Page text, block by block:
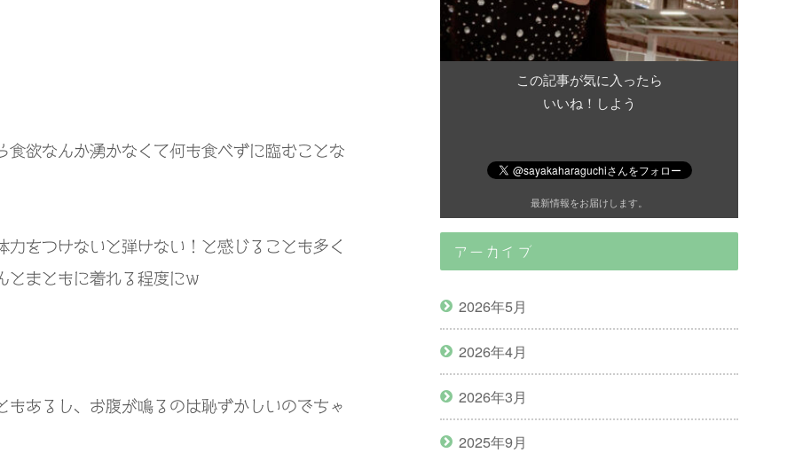
欲なんか湧かなくて何も食べずに臨むことな
をつけないと弾けない！と感じることも多く
とまともに着れる程度にw
あるし、お腹が鳴るのは恥ずかしいのでちゃ
この記事が気に入ったら
いいね！しよう
最新情報をお届けします。
アーカイブ
2026年5月
2026年4月
2026年3月
2025年9月